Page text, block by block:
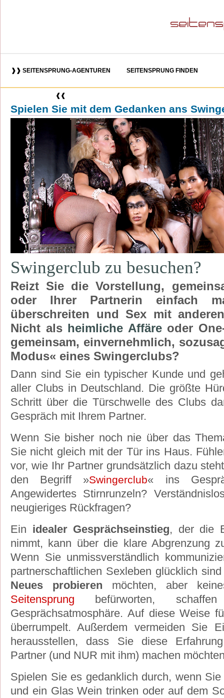
❱❱ SEITENSPRUNG-AGENTUREN
❰❰
SEITENSPRUNG FINDEN
Spielen Sie mit dem Gedanken ans
Swingerclub zu besuchen?
Reizt Sie die Vorstellung,
oder Ihrer Partnerin einfach
überschreiten und Sex mit
Nicht als heimliche Affäreoder
gemeinsam, einvernehmlich,
Modus« eines Swingerclubs?
Dann sind Sie ein typischer Kunde und
aller Clubs in Deutschland. Die größte
Schritt über die Türschwelle des Clubs
Gespräch mit Ihrem Partner.
Wenn Sie bisher noch nie über das
Sie nicht gleich mit der Tür ins Haus.
vor, wie Ihr Partner grundsätzlich dazu
den Begriff »Swingerclub« ins
Angewidertes Stirnrunzeln?
neugieriges Rückfragen?
Ein idealer Gesprächseinstieg, der die
nimmt, kann über die klare Abgrenzung
Wenn Sie unmissverständlich
partnerschaftlichen Sexleben glücklich
Neues probieren möchten, aber
Seitensprung befürworten,
Gesprächsatmosphäre. Auf diese Weise
überrumpelt. Außerdem vermeiden Sie
herausstellen, dass Sie diese
Partner (und NUR mit ihm) machen
Spielen Sie es gedanklich durch, wenn
und ein Glas Wein trinken oder auf dem